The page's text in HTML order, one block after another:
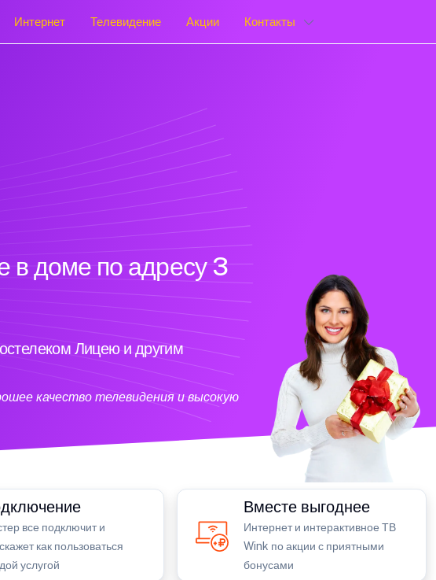
Интернет Телевидение Акции Контакты
в доме по адресу 3
Лицею и другим
качество телевидения и высокую
все подключит и
как пользоваться
услугой
Вместе выгоднее
Интернет и интерактивное ТВ
Wink по акции с приятными
бонусами